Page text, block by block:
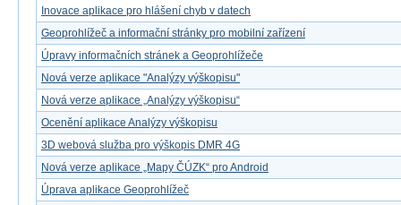
Inovace aplikace pro hlášení chyb v datech
Geoprohlížeč a informační stránky pro mobilní zařízení
Úpravy informačních stránek a Geoprohlížeče
Nová verze aplikace "Analýzy výškopisu"
Nová verze aplikace „Analýzy výškopisu“
Ocenění aplikace Analýzy výškopisu
3D webová služba pro výškopis DMR 4G
Nová verze aplikace „Mapy ČÚZK“ pro Android
Úprava aplikace Geoprohlížeč